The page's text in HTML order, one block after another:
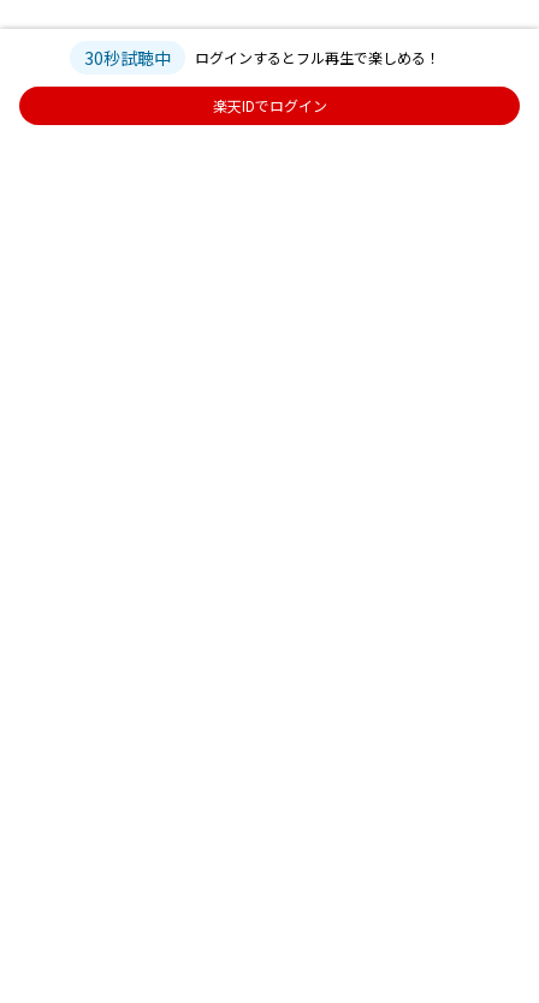
30秒試聴中 ログインするとフル再生で楽しめる！
楽天IDでログイン